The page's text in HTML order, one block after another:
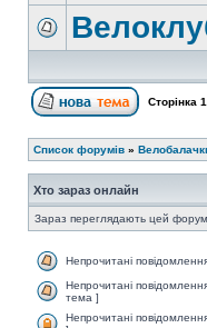
Сторінка 1
Список форумів »
Хто зараз онлайн
Зараз переглядають цей
Непрочитані
Непрочитані
тема ]
Непрочитані